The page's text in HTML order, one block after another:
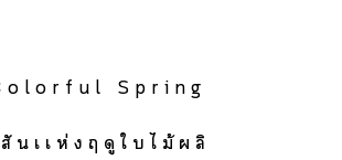
o l o r f u l S p r i n g
น เ เ ห่ ง ฤ ดู ใ บ ไ ม้ ผ ลิ